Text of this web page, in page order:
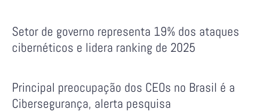
Setor de governo representa 19% dos ataques
cibernéticos e lidera ranking de 2025
Principal preocupação dos CEOs no Brasil é a
Cibersegurança, alerta pesquisa